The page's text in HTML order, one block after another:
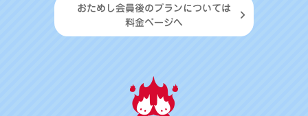
おためし会員後のプランについては
料金ページへ